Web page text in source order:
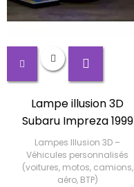
Lampe illusion 3D
Subaru Impreza 1999
Lampes Illusion 3D –
Véhicules personnalisés
(voitures, motos, camions,
aéro, BTP)